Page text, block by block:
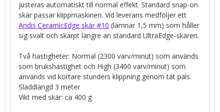
justeras automatiskt till normal effekt. Standard snap-on
skär passar klippmaskinen. Vid leverans medföljer ett
Andis CeramicEdge skär #10 (lämnar 1,5 mm) som håller
sig svalt och skarpt längre än standard UltraEdge-skären.
Två hastigheter: Normal (2300 varv/minut) som används
som brukshastighet och High (3400 varv/minut) som
används vid kortare stunders klippning genom tät päls.
Sladdlängd 3 meter
Vikt med skär: ca 400 g